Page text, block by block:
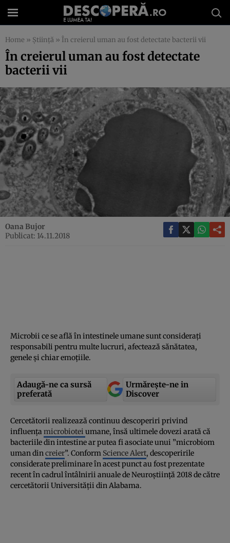
Home » Știință » În creierul uman au fost detectate bacterii vii
În creierul uman au fost detectate
bacterii vii
Oana Bujor
Publicat: 14.11.2018
Microbii ce se află în intestinele umane sunt consideraţi
responsabili pentru multe lucruri, afectează sănătatea,
genele şi chiar emoţiile.
Adaugă-ne ca sursă
preferată
Urmărește-ne in
Discover
Cercetătorii realizează continuu descoperiri privind
influenţa microbiotei umane, însă ultimele dovezi arată că
bacteriile din intestine ar putea fi asociate unui ”microbiom
uman dincreier”. Conform Science Alert, descoperirile
considerate preliminare în acest punct au fost prezentate
recent în cadrul întâlnirii anuale de Neuroştiinţă 2018 de către
cercetătorii Universităţii din Alabama.